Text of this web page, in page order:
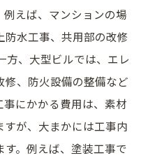
えば、マンションの場
水工事、共用部の改修
方、大型ビルでは、エレ
、防火設備の整備など
にかかる費用は、素材
が、大まかには工事内
。例えば、塗装工事で